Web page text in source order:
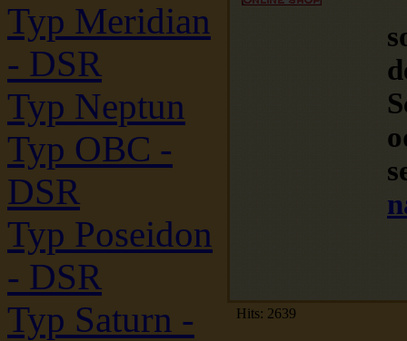
Typ Meridian
- DSR
Typ Neptun
Typ OBC -
DSR
Typ Poseidon
- DSR
Typ Saturn -
Hits: 2639